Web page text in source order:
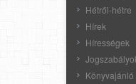
Hétről-hétre
Hírek
Hírességek
Könyvajánló